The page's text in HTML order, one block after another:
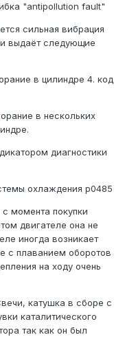
"antipollution fault"
сильная вибрация
выдаёт следующие
в цилиндре 4. код
в нескольких
диагностики
охлаждения p0485
момента покупки
двигателе она не
иногда возникает
с плаванием оборотов
на ходу очень
катушка в сборе с
каталитического
так как он был